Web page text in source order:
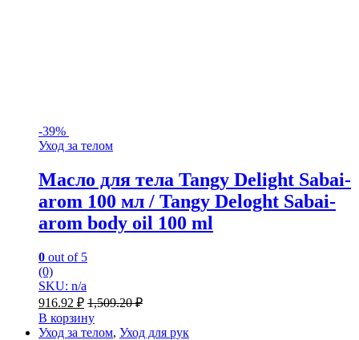
-39%
Уход за телом
Масло для тела Tangy Delight Sabai-
arom 100 мл / Tangy Deloght Sabai-
arom body oil 100 ml
0 out of 5
(0)
SKU: n/a
916.92 ₽ 1,509.20₽
В корзину
Уход за телом, Уход для рук